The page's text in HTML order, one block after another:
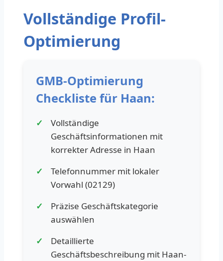
Vollständige Profil-
Optimierung
GMB-Optimierung
Checkliste für Haan:
Vollständige
Geschäftsinformationen mit
korrekter Adresse in Haan
Telefonnummer mit lokaler
Vorwahl (02129)
Präzise Geschäftskategorie
auswählen
Detaillierte
Geschäftsbeschreibung mit Haan-